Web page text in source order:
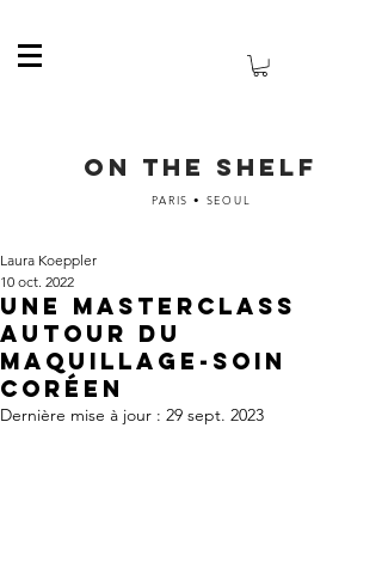
ON THE SHELF
PARIS • SEOUL
Une masterclass
autour du
maquillage-soin
coréen
Laura Koeppler
10 oct. 2022
Dernière mise à jour : 29 sept. 2023